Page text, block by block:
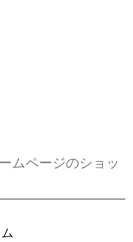
ムページのショッ